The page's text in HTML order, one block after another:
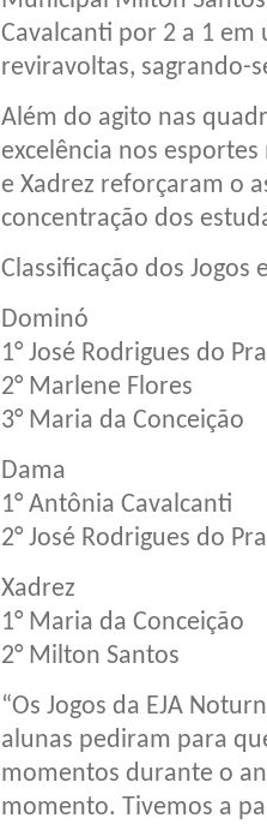
Cavalcanti por 2 a 1
reviravoltas, sagrando-
Além do agito nas
excelência nos
e Xadrez reforçaram o
concentração dos
Classificação dos Jogos
Dominó
1° José Rodrigues do
2° Marlene Flores
3° Maria da Conceição
Dama
1° Antônia Cavalcanti
2° José Rodrigues do
Xadrez
1° Maria da Conceição
2° Milton Santos
“Os Jogos da EJA
alunas pediram para
momentos durante o
momento. Tivemos a